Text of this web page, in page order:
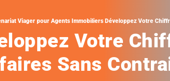
Viager pour Agents Immobiliers Développez Votre
Votre
Sans